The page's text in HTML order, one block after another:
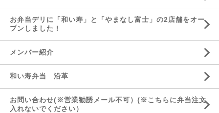
お弁当デリに「和い寿」と「やまなし富士」の2店舗をオー
プンしました！
メンバー紹介
和い寿弁当 沿革
お問い合わせ(※営業勧誘メール不可）(※こちらに弁当注文
入れないでください）